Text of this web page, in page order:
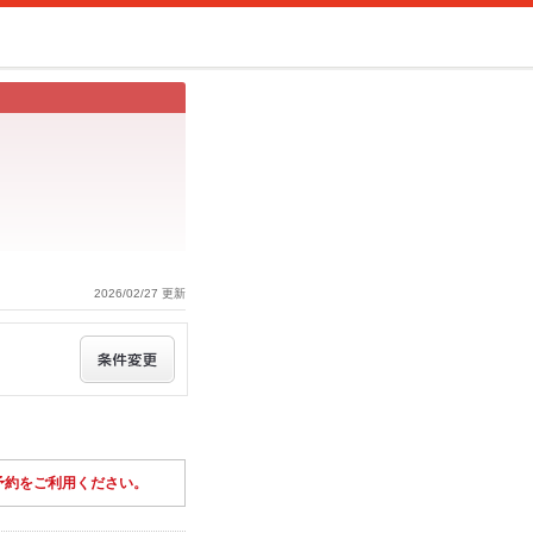
2026/02/27 更新
をご利用ください。